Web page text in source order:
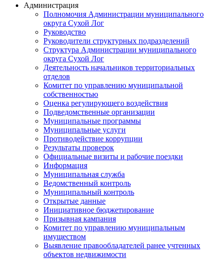
Администрация
Полномочия Администрации муниципального
округа Сухой Лог
Руководство
Руководители структурных подразделений
Структура Администрации муниципального
округа Сухой Лог
Деятельность начальников территориальных
отделов
Комитет по управлению муниципальной
собственностью
Оценка регулирующего воздействия
Подведомственные организации
Муниципальные программы
Муниципальные услуги
Противодействие коррупции
Результаты проверок
Официальные визиты и рабочие поездки
Информация
Муниципальная служба
Ведомственный контроль
Муниципальный контроль
Открытые данные
Инициативное бюджетирование
Призывная кампания
Комитет по управлению муниципальным
имуществом
Выявление правообладателей ранее учтенных
объектов недвижимости